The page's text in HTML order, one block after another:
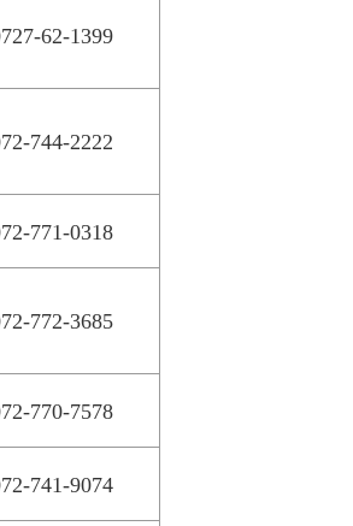
62-1399
744-2222
771-0318
772-3685
770-7578
741-9074